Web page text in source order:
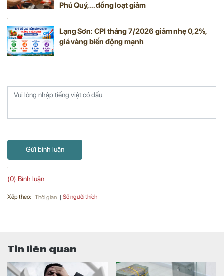
Phú Quý,... đồng loạt giảm
Lạng Sơn: CPI tháng 7/2026 giảm nhẹ 0,2%,
giá vàng biến động mạnh
Gửi bình luận
(0) Bình luận
Xếp theo: Thời gian Số người thích
Tin liên quan